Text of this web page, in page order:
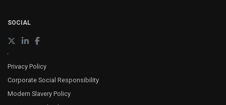
SOCIAL
Privacy Policy
Corporate Social Responsibility
Modern Slavery Policy